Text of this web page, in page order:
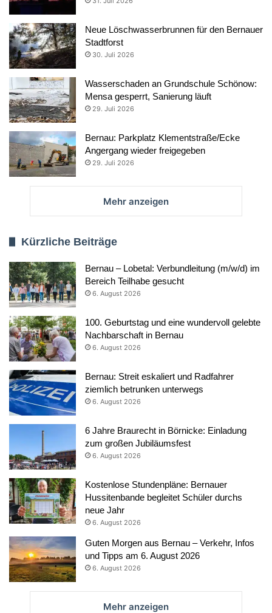
Neue Löschwasserbrunnen für den Bernauer
Stadtforst
30. Juli 2026
Wasserschaden an Grundschule Schönow:
Mensa gesperrt, Sanierung läuft
29. Juli 2026
Bernau: Parkplatz Klementstraße/Ecke
Angergang wieder freigegeben
29. Juli 2026
Mehr anzeigen
Kürzliche Beiträge
Bernau – Lobetal: Verbundleitung (m/w/d) im
Bereich Teilhabe gesucht
6. August 2026
100. Geburtstag und eine wundervoll gelebte
Nachbarschaft in Bernau
6. August 2026
Bernau: Streit eskaliert und Radfahrer
ziemlich betrunken unterwegs
6. August 2026
6 Jahre Braurecht in Börnicke: Einladung
zum großen Jubiläumsfest
6. August 2026
Kostenlose Stundenpläne: Bernauer
Hussitenbande begleitet Schüler durchs
neue Jahr
6. August 2026
Guten Morgen aus Bernau – Verkehr, Infos
und Tipps am 6. August 2026
6. August 2026
Mehr anzeigen